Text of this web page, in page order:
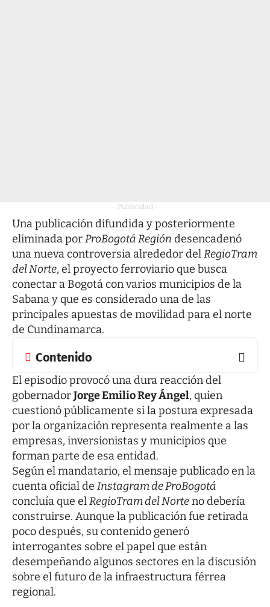
- Publicidad -
Una publicación difundida y posteriormente
eliminada porProBogotá Región desencadenó
una nueva controversia alrededor delRegioTram
del Norte, el proyecto ferroviario que busca
conectar a Bogotá con varios municipios de la
Sabana y que es considerado una de las
principales apuestas de movilidad para el norte
de Cundinamarca.
Contenido
El episodio provocó una dura reacción del
gobernadorJorge Emilio Rey Ángel, quien
cuestionó públicamente si la postura expresada
por la organización representa realmente a las
empresas, inversionistas y municipios que
forman parte de esa entidad.
Según el mandatario, el mensaje publicado en la
cuenta oficial de Instagram de ProBogotá
concluía que elRegioTram del Norteno debería
construirse. Aunque la publicación fue retirada
poco después, su contenido generó
interrogantes sobre el papel que están
desempeñando algunos sectores en la discusión
sobre el futuro de la infraestructura férrea
regional.